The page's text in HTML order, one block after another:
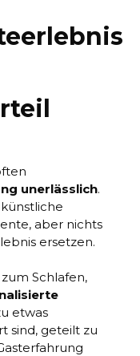
unerlässlich.
aber nichts
ersetzen.
Schlafen,
etwas
sind, geteilt zu